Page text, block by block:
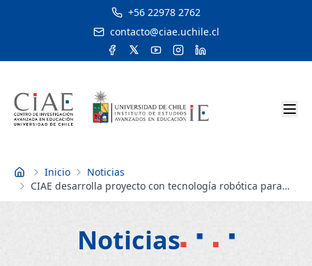
+56 22978 2762
contacto@ciae.uchile.cl
Inicio Inicio
Noticias
CIAE desarrolla proyecto con tecnología robótica para
instalar capacidades de observación y retroalimentación
Noticias